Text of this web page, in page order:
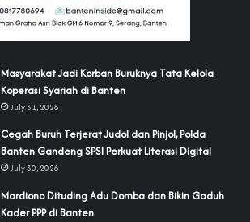
‎Masyarakat Jadi Korban Buruknya Tata Kelola
Koperasi Syariah di Banten
July 31, 2026
Cegah Buruh Terjerat Judol dan Pinjol, Polda
Banten Gandeng SPSI Perkuat Literasi Digital
July 30, 2026
‎Mardiono Dituding Adu Domba dan Bikin Gaduh
Kader PPP di Banten